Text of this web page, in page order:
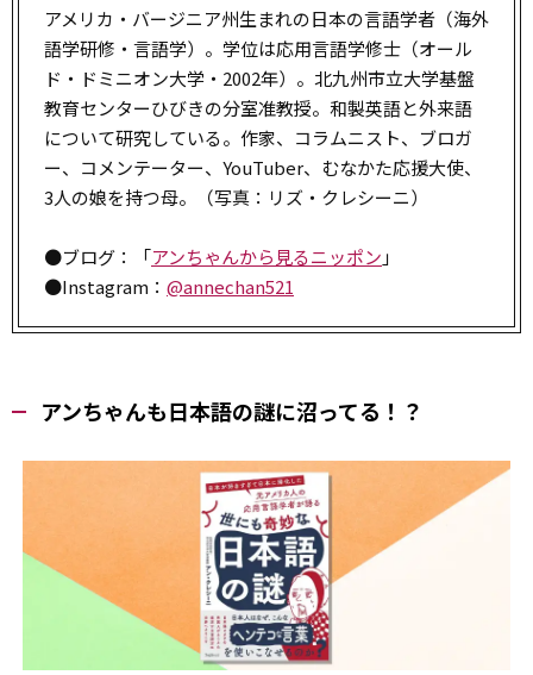
アメリカ・バージニア州生まれの日本の言語学者（海外
語学研修・言語学）。学位は応用言語学修士（オール
ド・ドミニオン大学・2002年）。北九州市立大学基盤
教育センターひびきの分室准教授。和製英語と外来語
について研究している。作家、コラムニスト、ブロガ
ー、コメンテーター、YouTuber、むなかた応援大使、
3人の娘を持つ母。（写真：リズ・クレシーニ）
●ブログ：「アンちゃんから見るニッポン 」
●Instagram： @annechan521
アンちゃんも日本語の謎に沼ってる！？